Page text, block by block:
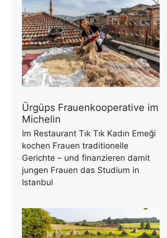
Ürgüps Frauenkooperative im
Michelin
Im Restaurant Tık Tık Kadın Emeği
kochen Frauen traditionelle
Gerichte – und finanzieren damit
jungen Frauen das Studium in
Istanbul